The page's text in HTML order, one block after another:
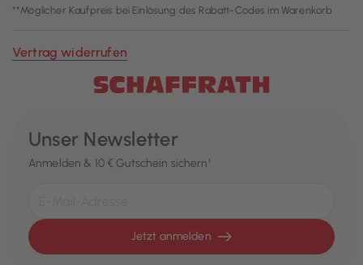
**Möglicher Kaufpreis bei Einlösung des Rabatt-Codes im Warenkorb
Vertrag widerrufen
Unser Newsletter
Anmelden & 10 € Gutschein sichern¹
Jetzt anmelden